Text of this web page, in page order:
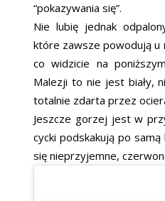
“pokazywania się”.
Nie lubię jednak
które zawsze powodują u
co widzicie na
Malezji to nie jest biały,
totalnie zdarta przez
Jeszcze gorzej jest w
cycki podskakują po
się nieprzyjemne,